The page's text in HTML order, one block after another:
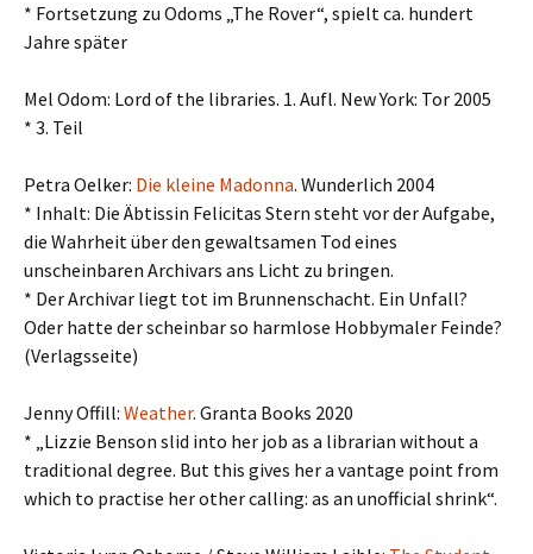
* Fortsetzung zu Odoms „The Rover“, spielt ca. hundert
Jahre später
Mel Odom: Lord of the libraries. 1. Aufl. New York: Tor 2005
* 3. Teil
Petra Oelker: Die kleine Madonna. Wunderlich 2004
* Inhalt: Die Äbtissin Felicitas Stern steht vor der Aufgabe,
die Wahrheit über den gewaltsamen Tod eines
unscheinbaren Archivars ans Licht zu bringen.
* Der Archivar liegt tot im Brunnenschacht. Ein Unfall?
Oder hatte der scheinbar so harmlose Hobbymaler Feinde?
(Verlagsseite)
Jenny Offill: Weather. Granta Books 2020
* „Lizzie Benson slid into her job as a librarian without a
traditional degree. But this gives her a vantage point from
which to practise her other calling: as an unofficial shrink“.